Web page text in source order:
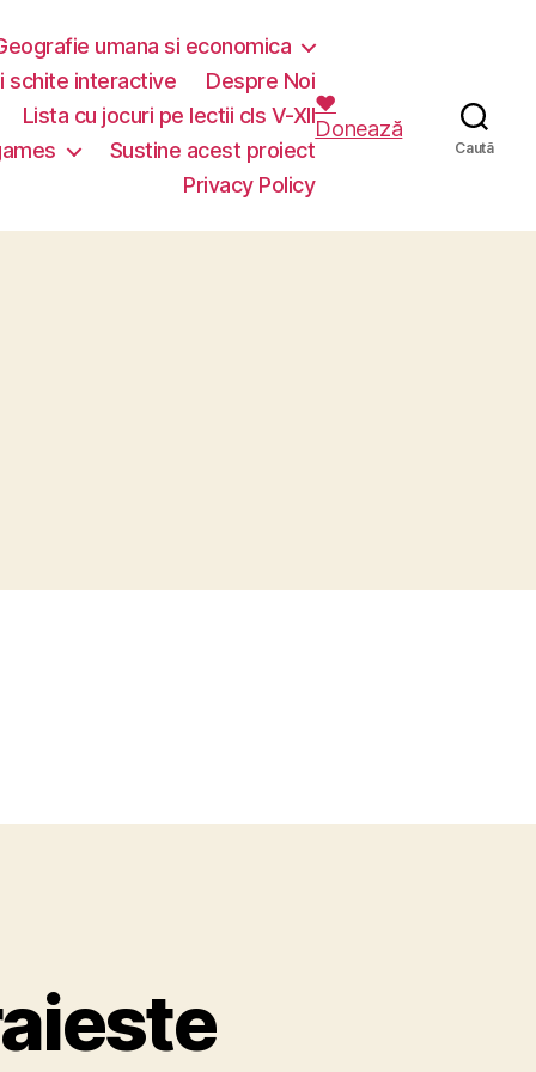
umana si economica
schite interactive
Despre Noi
Lista cu jocuri pe lectii cls V-XII
Sustine acest proiect
Privacy Policy
❤️
Donează
Caută